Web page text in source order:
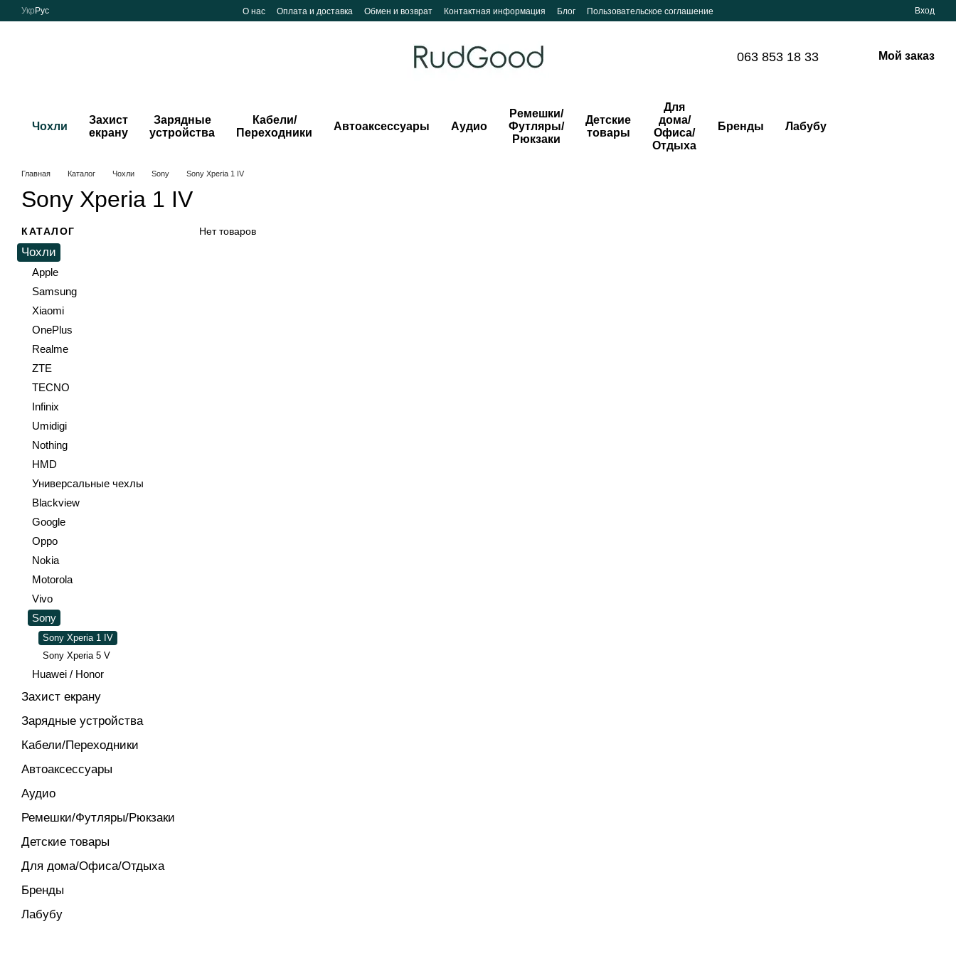
Перейти к основному контенту
Укр Рус О нас Оплата и доставка Обмен и возврат Контактная информация Блог Пользовательское соглашение Вход
063 853 18 33 Мой заказ
Чохли
Захист
екрану
Зарядные
устройства
Кабели/
Переходники
Автоаксессуары Аудио
Ремешки/
Футляры/
Рюкзаки
Детские
товары
Для
дома/
Офиса/
Отдыха
Бренды Лабубу
Главная Каталог Чохли Sony Sony Xperia 1 IV
Sony Xperia 1 IV
Нет товаров
КАТАЛОГ
Чохли
Apple
Samsung
Xiaomi
OnePlus
Realme
ZTE
TECNO
Infinix
Umidigi
Nothing
HMD
Универсальные чехлы
Blackview
Google
Oppo
Nokia
Motorola
Vivo
Sony
Sony Xperia 1 IV
Sony Xperia 5 V
Huawei / Honor
Захист екрану
Зарядные устройства
Кабели/Переходники
Автоаксессуары
Аудио
Ремешки/Футляры/Рюкзаки
Детские товары
Для дома/Офиса/Отдыха
Бренды
Лабубу